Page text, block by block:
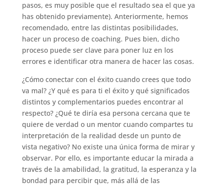
pasos, es muy posible que el resultado sea el que ya
has obtenido previamente). Anteriormente, hemos
recomendado, entre las distintas posibilidades,
hacer un proceso de coaching. Pues bien, dicho
proceso puede ser clave para poner luz en los
errores e identificar otra manera de hacer las cosas.
¿Cómo conectar con el éxito cuando crees que todo
va mal? ¿Y qué es para ti el éxito y qué significados
distintos y complementarios puedes encontrar al
respecto? ¿Qué te diría esa persona cercana que te
quiere de verdad o un mentor cuando compartes tu
interpretación de la realidad desde un punto de
vista negativo? No existe una única forma de mirar y
observar. Por ello, es importante educar la mirada a
través de la amabilidad, la gratitud, la esperanza y la
bondad para percibir que, más allá de las